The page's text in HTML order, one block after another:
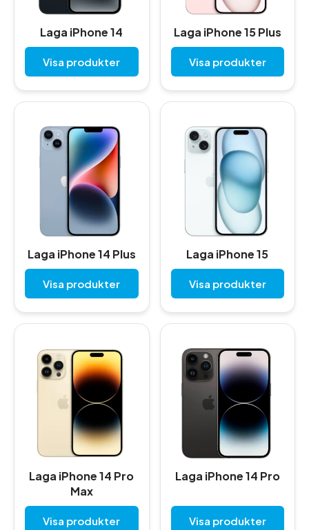
Laga iPhone 14
Visa produkter
Laga iPhone 15 Plus
Visa produkter
Laga iPhone 14 Plus
Visa produkter
Laga iPhone 15
Visa produkter
Laga iPhone 14 Pro
Max
Visa produkter
Laga iPhone 14 Pro
Visa produkter